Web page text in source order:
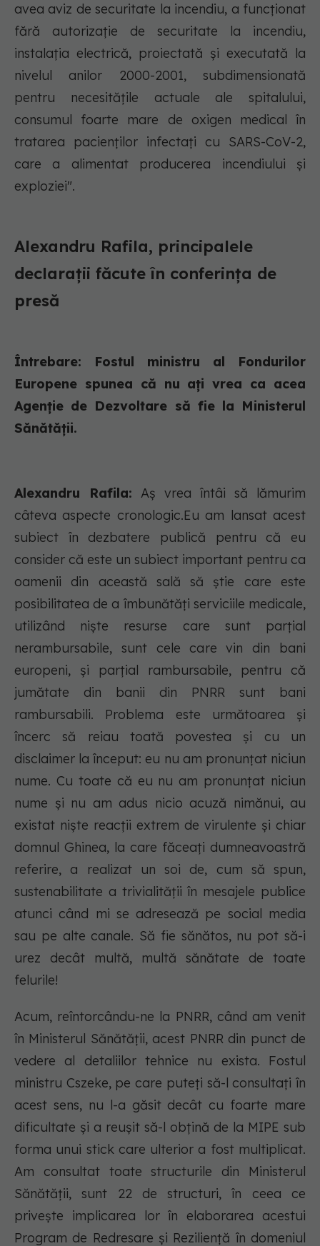
avea aviz de securitate la incendiu, a funcţionat
fără autorizaţie de securitate la incendiu,
instalaţia electrică, proiectată şi executată la
nivelul anilor 2000-2001, subdimensionată
pentru necesităţile actuale ale spitalului,
consumul foarte mare de oxigen medical în
tratarea pacienţilor infectaţi cu SARS-CoV-2,
care a alimentat producerea incendiului şi
exploziei".
Alexandru Rafila, principalele
declarații făcute în conferința de
presă
Întrebare: Fostul ministru al Fondurilor
Europene spunea că nu ați vrea ca acea
Agenție de Dezvoltare să fie la Ministerul
Sănătății.
Alexandru Rafila: Aș vrea întâi să lămurim
câteva aspecte cronologic.Eu am lansat acest
subiect în dezbatere publică pentru că eu
consider că este un subiect important pentru ca
oamenii din această sală să știe care este
posibilitatea de a îmbunătăți serviciile medicale,
utilizând niște resurse care sunt parțial
nerambursabile, sunt cele care vin din bani
europeni, și parțial rambursabile, pentru că
jumătate din banii din PNRR sunt bani
rambursabili. Problema este următoarea și
încerc să reiau toată povestea și cu un
disclaimer la început: eu nu am pronunțat niciun
nume. Cu toate că eu nu am pronunțat niciun
nume și nu am adus nicio acuză nimănui, au
existat niște reacții extrem de virulente și chiar
domnul Ghinea, la care făceați dumneavoastră
referire, a realizat un soi de, cum să spun,
sustenabilitate a trivialităţii în mesajele publice
atunci când mi se adresează pe social media
sau pe alte canale. Să fie sănătos, nu pot să-i
urez decât multă, multă sănătate de toate
felurile!
Acum, reîntorcându-ne la PNRR, când am venit
în Ministerul Sănătăţii, acest PNRR din punct de
vedere al detaliilor tehnice nu exista. Fostul
ministru Cszeke, pe care puteţi să-l consultaţi în
acest sens, nu l-a găsit decât cu foarte mare
dificultate şi a reuşit să-l obţină de la MIPE sub
forma unui stick care ulterior a fost multiplicat.
Am consultat toate structurile din Ministerul
Sănătăţii, sunt 22 de structuri, în ceea ce
priveşte implicarea lor în elaborarea acestui
Program de Redresare și Reziliență în domeniul